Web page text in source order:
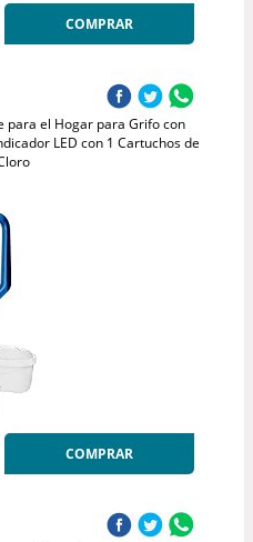
COMPRAR
para el Hogar para Grifo con
LED con 1 Cartuchos de
COMPRAR